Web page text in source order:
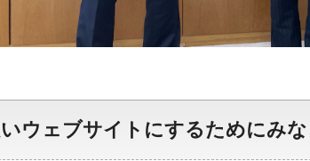
ウェブサイトにするためにみ